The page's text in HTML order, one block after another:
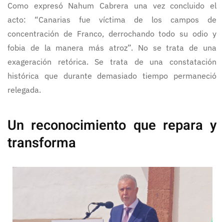
Como expresó Nahum Cabrera una vez concluido el
acto: “Canarias fue víctima de los campos de
concentración de Franco, derrochando todo su odio y
fobia de la manera más atroz”. No se trata de una
exageración retórica. Se trata de una constatación
histórica que durante demasiado tiempo permaneció
relegada.
Un reconocimiento que repara y
transforma